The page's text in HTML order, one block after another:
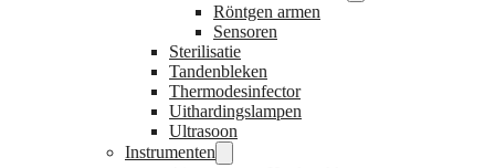
Röntgen armen
Sensoren
Sterilisatie
Tandenbleken
Thermodesinfector
Uithardingslampen
Ultrasoon
Instrumenten